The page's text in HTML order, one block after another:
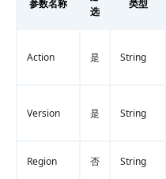
参数名称
选
类型
Action 是 String
Version 是 String
Region 否 String